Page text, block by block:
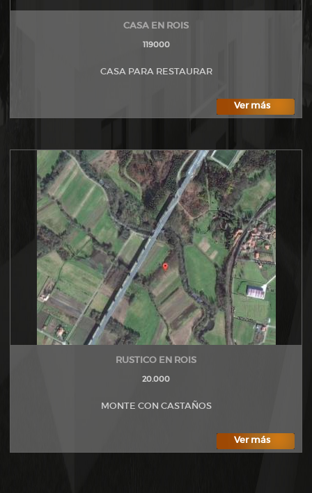
CASA EN ROIS
119000
CASA PARA RESTAURAR
Ver más
RUSTICO EN ROIS
20.000
MONTE CON CASTAÑOS
Ver más